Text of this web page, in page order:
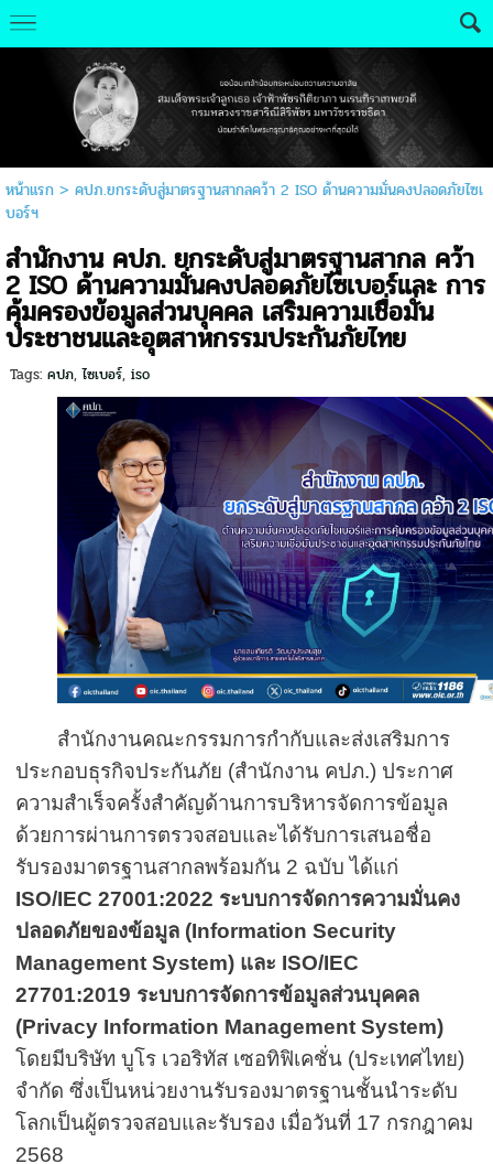
หน้าแรก> คปภ.ยกระดับสู่มาตรฐานสากลคว้า 2 ISO ด้านความมั่นคงปลอดภัยไซเ
บอร์ฯ
สำนักงาน คปภ. ยกระดับสู่มาตรฐานสากล คว้า
2 ISO ด้านความมั่นคงปลอดภัยไซเบอร์และ การ
คุ้มครองข้อมูลส่วนบุคคล เสริมความเชื่อมั่น
ประชาชนและอุตสาหกรรมประกันภัยไทย
Tags: คปภ,ไซเบอร์, iso
สำนักงานคณะกรรมการกำกับและส่งเสริมการ
ประกอบธุรกิจประกันภัย (สำนักงาน คปภ.) ประกาศ
ความสำเร็จครั้งสำคัญด้านการบริหารจัดการข้อมูล
ด้วยการผ่านการตรวจสอบและได้รับการเสนอชื่อ
รับรองมาตรฐานสากลพร้อมกัน 2 ฉบับ ได้แก่
ISO/IEC27001:2022 ระบบการจัดการความมั่นคง
ปลอดภัยของข้อมูล (Information Security
Management System) และ ISO/IEC
27701:2019 ระบบการจัดการข้อมูลส่วนบุคคล
(Privacy Information Management System)
โดยมีบริษัท บูโร เวอริทัส เซอทิฟิเคชั่น (ประเทศไทย)
จำกัด ซึ่งเป็นหน่วยงานรับรองมาตรฐานชั้นนำระดับ
โลกเป็นผู้ตรวจสอบและรับรอง เมื่อวันที่ 17 กรกฎาคม
2568